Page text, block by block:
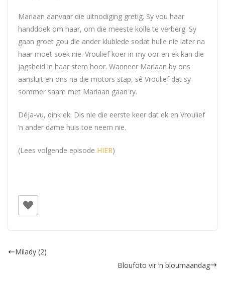
Mariaan aanvaar die uitnodiging gretig. Sy vou haar
handdoek om haar, om die meeste kolle te verberg. Sy
gaan groet gou die ander klublede sodat hulle nie later na
haar moet soek nie. Vroulief koer in my oor en ek kan die
jagsheid in haar stem hoor. Wanneer Mariaan by ons
aansluit en ons na die motors stap, sê Vroulief dat sy
sommer saam met Mariaan gaan ry.
Déja-vu, dink ek. Dis nie die eerste keer dat ek en Vroulief
‘n ander dame huis toe neem nie.
(Lees volgende episode HIER)
Milady (2)
Bloufoto vir ‘n bloumaandag